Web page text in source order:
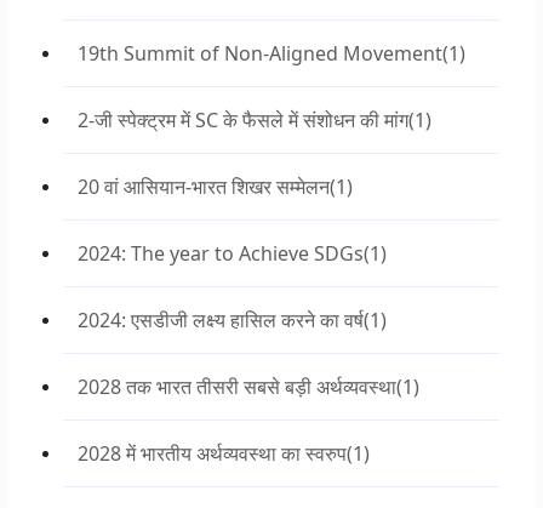
19th Summit of Non-Aligned Movement(1)
2-जी स्पेक्ट्रम में SC के फैसले में संशोधन की मांग(1)
20 वां आसियान-भारत शिखर सम्मेलन(1)
2024: The year to Achieve SDGs(1)
2024: एसडीजी लक्ष्य हासिल करने का वर्ष(1)
2028 तक भारत तीसरी सबसे बड़ी अर्थव्यवस्था(1)
2028 में भारतीय अर्थव्यवस्था का स्वरुप(1)